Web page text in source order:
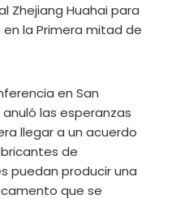
Zhejiang Huahai para
en la Primera mitad de
en San
las esperanzas
llegar a un acuerdo
de
puedan producir una
que se